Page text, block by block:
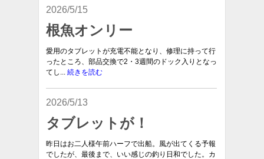
2026/5/15
根魚オンリー
愛用のタブレットが充電不能となり、修理に持って行
ったところ、部品交換で2・3週間のドック入りとなっ
てし... 続きを読む
2026/5/13
タブレットが！
昨日はお二人様午前ハーフで出船。風が出てくる予報
でしたが、最後まで、いい感じの釣り日和でした。カ